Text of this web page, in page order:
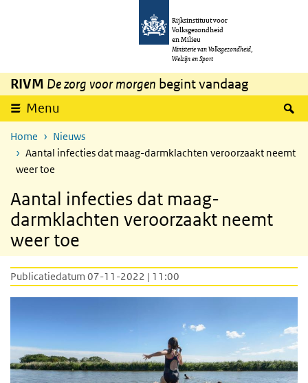
Overslaan en naar de inhoud gaan
Rijksinstituut voor
Volksgezondheid
en Milieu
Ministerie van Volksgezondheid,
Welzijn en Sport
RIVM De zorg voor morgen begint vandaag
Menu
Home
Nieuws
Aantal infecties dat maag-darmklachten veroorzaakt neemt
weer toe
Aantal infecties dat maag-
darmklachten veroorzaakt neemt
weer toe
Publicatiedatum 07-11-2022 | 11:00